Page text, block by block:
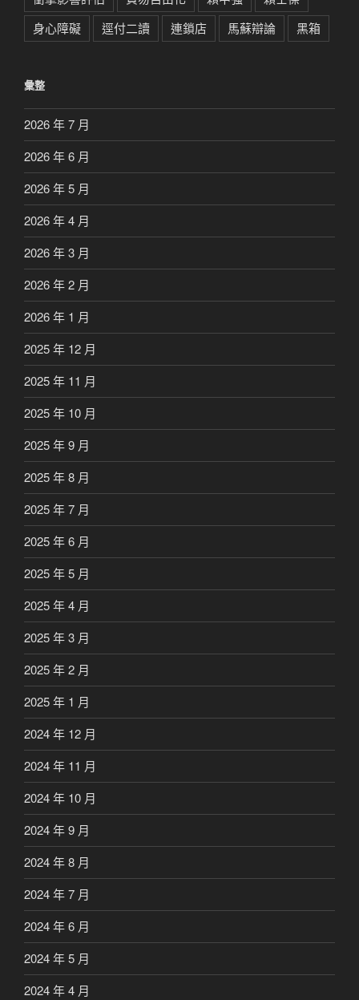
身心障礙
逕付二讀 連鎖店 馬蘇辯論 黑箱
彙整
2026 年 7 月
2026 年 6 月
2026 年 5 月
2026 年 4 月
2026 年 3 月
2026 年 2 月
2026 年 1 月
2025 年 12 月
2025 年 11 月
2025 年 10 月
2025 年 9 月
2025 年 8 月
2025 年 7 月
2025 年 6 月
2025 年 5 月
2025 年 4 月
2025 年 3 月
2025 年 2 月
2025 年 1 月
2024 年 12 月
2024 年 11 月
2024 年 10 月
2024 年 9 月
2024 年 8 月
2024 年 7 月
2024 年 6 月
2024 年 5 月
2024 年 4 月